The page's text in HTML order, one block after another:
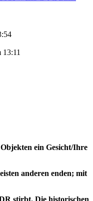
ein Gesicht/Ihre
anderen enden; mit
stirbt. Die historischen